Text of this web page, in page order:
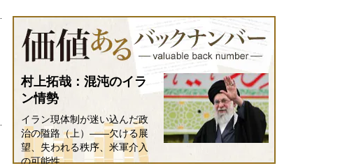
村上拓哉：混沌のイラ
ン情勢
イラン現体制が迷い込んだ政
治の隘路（上）――欠ける展
望、失われる秩序、米軍介入
の可能性